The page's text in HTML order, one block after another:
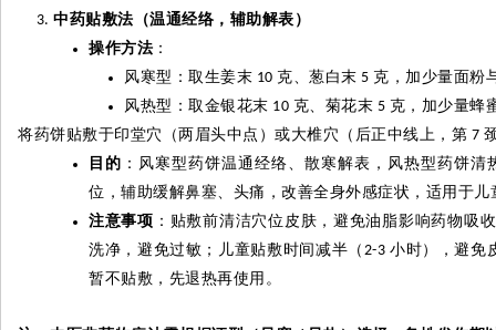
中药贴敷法（温通经络，辅助解表）
操作方法 ：
风寒型：取生姜末 10 克、葱白末 5 克，加少量面粉
风热型：取金银花末 10 克、菊花末 5 克，加少量蜂
将药饼贴敷于印堂穴（两眉头中点）或大椎穴（后正中线上，第 7
目的 ：风寒型药饼温通经络、散寒解表，风热型药饼
位，辅助缓解鼻塞、头痛，改善全身外感症状，适用于儿
注意事项 ：贴敷前清洁穴位皮肤，避免油脂影响药物吸
洗净，避免过敏；儿童贴敷时间减半（ 2-3 小时），避免
暂不贴敷，先退热再使用。